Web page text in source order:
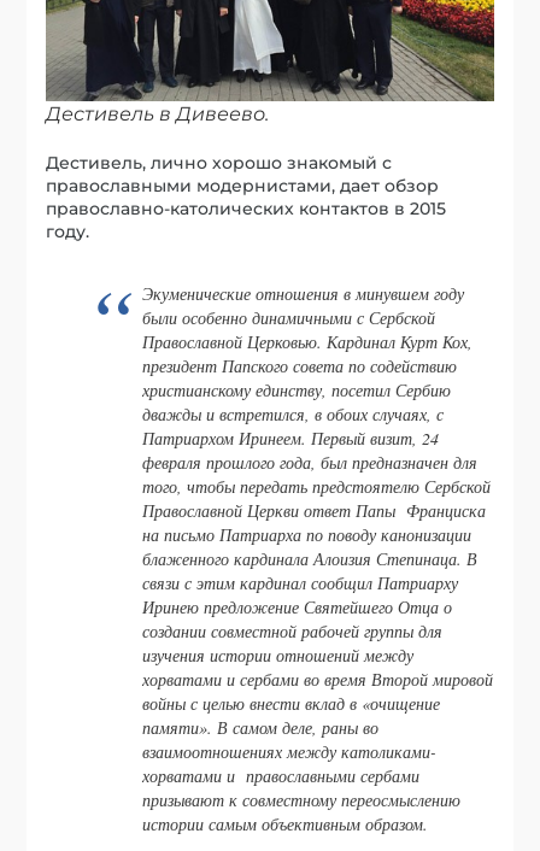
Дестивель в Дивеево.
Дестивель, лично хорошо знакомый с
православными модернистами, дает обзор
православно-католических контактов в 2015
году.
Экуменические отношения в минувшем году
были особенно динамичными с Сербской
Православной Церковью. Кардинал Курт Кох,
президент Папского совета по содействию
христианскому единству, посетил Сербию
дважды и встретился, в обоих случаях, с
Патриархом Иринеем. Первый визит, 24
февраля прошлого года, был предназначен для
того, чтобы передать предстоятелю Сербской
Православной Церкви ответ Папы Франциска
на письмо Патриарха по поводу канонизации
блаженного кардинала Алоизия Степинаца. В
связи с этим кардинал сообщил Патриарху
Иринею предложение Святейшего Отца о
создании совместной рабочей группы для
изучения истории отношений между
хорватами и сербами во время Второй мировой
войны с целью внести вклад в «очищение
памяти». В самом деле, раны во
взаимоотношениях между католиками-
хорватами и православными сербами
призывают к совместному переосмыслению
истории самым объективным образом.